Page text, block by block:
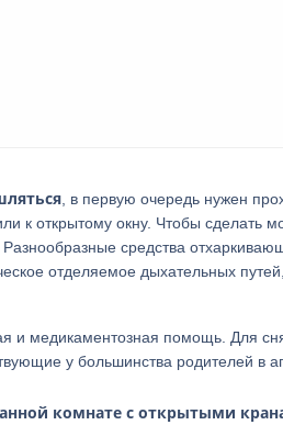
, в первую очередь нужен
к открытому окну. Чтобы сделать
средства
отделяемое дыхательных
и медикаментозная помощь. Для
у большинства родителей в
комнате с открытыми